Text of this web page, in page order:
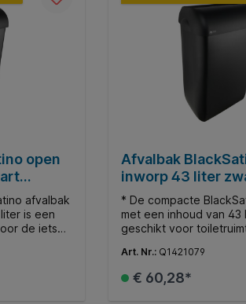
open
afvalbak
is een
de iets
*
hangend
*
Afvalbak
inworp 43 liter
331760
* De compacte
met een inhoud van 43
geschikt voor
afvalbak kan zowel
staand worden
praktische inworp
Art. Nr.: Q1421079
€ 60,28*